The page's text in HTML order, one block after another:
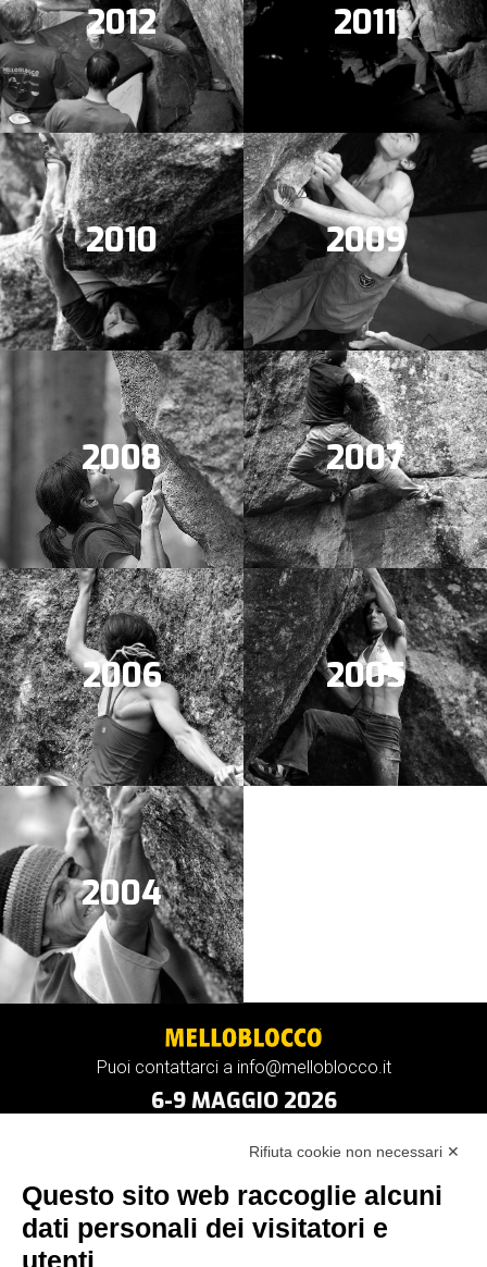
2012 2011
2010 2009
2008 2007
2006 2005
2004
Puoi contattarci a info@melloblocco.it
6-9 MAGGIO 2026
Rifiuta cookie non necessari ✕
Questo sito web raccoglie alcuni
dati personali dei visitatori e
utenti